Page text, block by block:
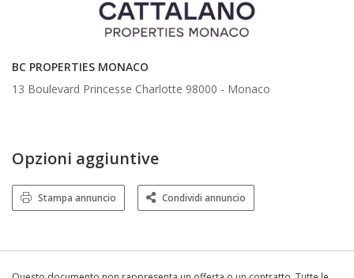
BC PROPERTIES MONACO
13 Boulevard Princesse Charlotte 98000 - Monaco
Opzioni aggiuntive
Stampa annuncio Condividi annuncio